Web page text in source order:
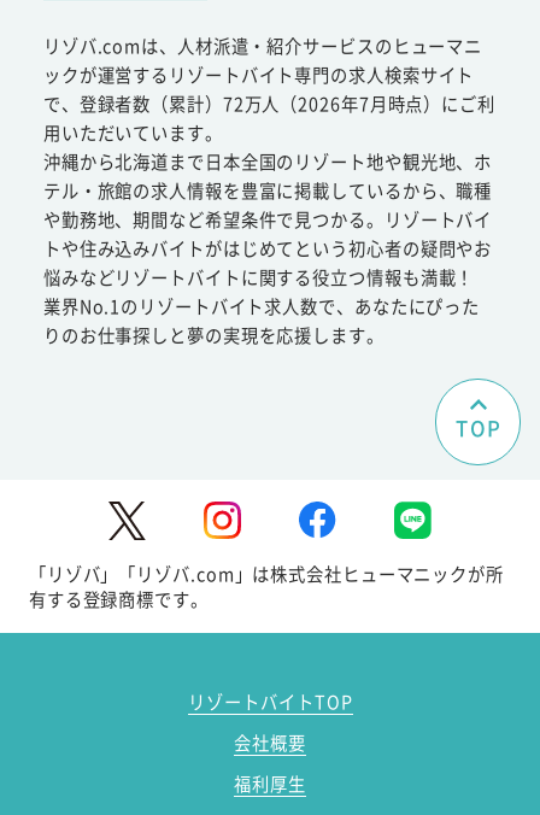
リゾバ.comは、人材派遣・紹介サービスのヒューマニ
ックが運営するリゾートバイト専門の求人検索サイト
で、登録者数（累計）72万人（2026年7月時点）にご利
用いただいています。
沖縄から北海道まで日本全国のリゾート地や観光地、ホ
テル・旅館の求人情報を豊富に掲載しているから、職種
や勤務地、期間など希望条件で見つかる。リゾートバイ
トや住み込みバイトがはじめてという初心者の疑問やお
悩みなどリゾートバイトに関する役立つ情報も満載！
業界No.1のリゾートバイト求人数で、あなたにぴった
りのお仕事探しと夢の実現を応援します。
TOP
「リゾバ」「リゾバ.com」は株式会社ヒューマニックが所
有する登録商標です。
リゾートバイトTOP
会社概要
福利厚生